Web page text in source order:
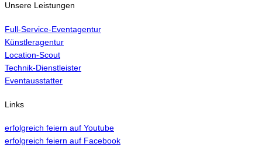
Unsere Leistungen
Full-Service-Eventagentur
Künstleragentur
Location-Scout
Technik-Dienstleister
Eventausstatter
Links
erfolgreich feiern auf Youtube
erfolgreich feiern auf Facebook